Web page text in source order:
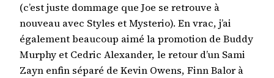
(c’est juste dommage que Joe se retrouve à
nouveau avec Styles et Mysterio). En vrac, j’ai
également beaucoup aimé la promotion de Buddy
Murphy et Cedric Alexander, le retour d’un Sami
Zayn enfin séparé de Kevin Owens, Finn Balor à